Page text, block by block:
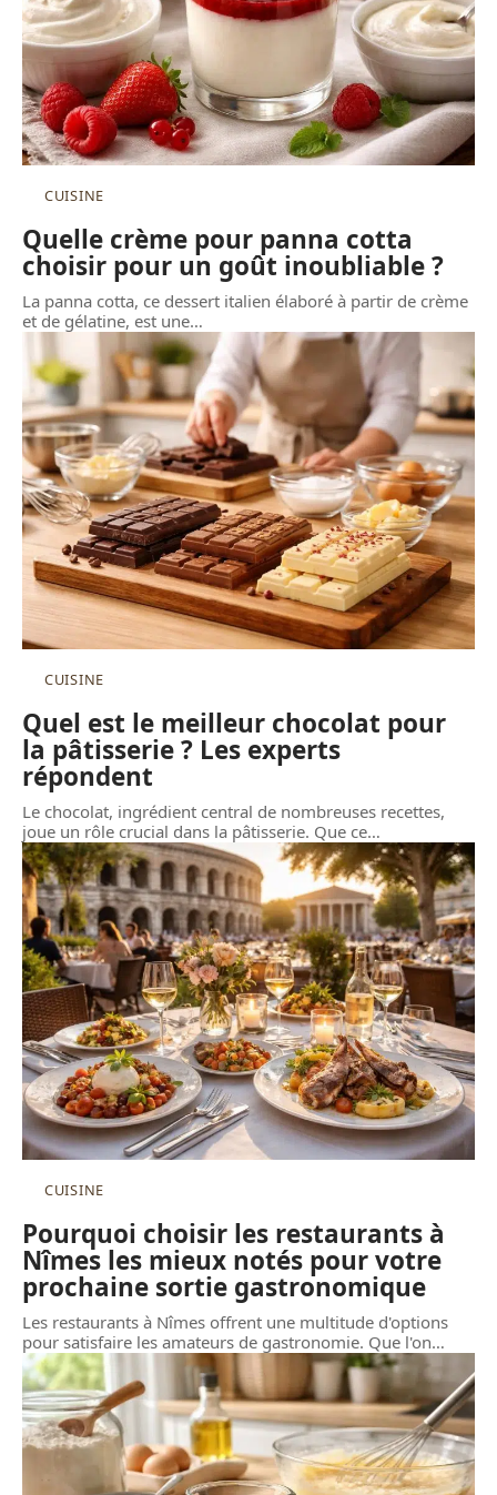
CUISINE
Quelle crème pour panna cotta
choisir pour un goût inoubliable ?
La panna cotta, ce dessert italien élaboré à partir de crème
et de gélatine, est une…
CUISINE
Quel est le meilleur chocolat pour
la pâtisserie ? Les experts
répondent
Le chocolat, ingrédient central de nombreuses recettes,
joue un rôle crucial dans la pâtisserie. Que ce…
CUISINE
Pourquoi choisir les restaurants à
Nîmes les mieux notés pour votre
prochaine sortie gastronomique
Les restaurants à Nîmes offrent une multitude d'options
pour satisfaire les amateurs de gastronomie. Que l'on…